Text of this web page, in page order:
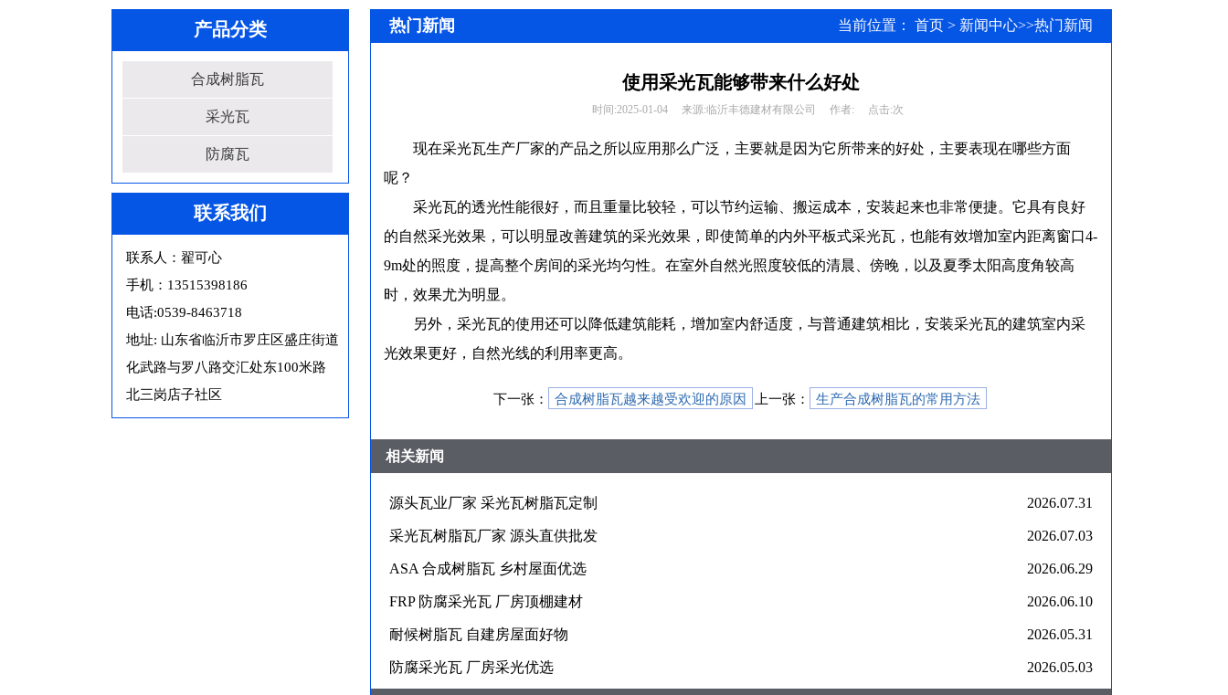
产品分类
合成树脂瓦
采光瓦
防腐瓦
联系我们
联系人：翟可心
手机：13515398186
电话:0539-8463718
地址: 山东省临沂市罗庄区盛庄街道
化武路与罗八路交汇处东100米路
北三岗店子社区
热门新闻 当前位置： 首页 > 新闻中心>>热门新闻
使用采光瓦能够带来什么好处
时间:2025-01-04 来源:临沂丰德建材有限公司 作者: 点击:次
现在采光瓦生产厂家的产品之所以应用那么广泛，主要就是因为它所带来的好处，主要表现在哪些方面
呢？
采光瓦的透光性能很好，而且重量比较轻，可以节约运输、搬运成本，安装起来也非常便捷。它具有良好
的自然采光效果，可以明显改善建筑的采光效果，即使简单的内外平板式采光瓦，也能有效增加室内距离窗口4-
9m处的照度，提高整个房间的采光均匀性。在室外自然光照度较低的清晨、傍晚，以及夏季太阳高度角较高
时，效果尤为明显。
另外，采光瓦的使用还可以降低建筑能耗，增加室内舒适度，与普通建筑相比，安装采光瓦的建筑室内采
光效果更好，自然光线的利用率更高。
下一张： 合成树脂瓦越来越受欢迎的原因 上一张： 生产合成树脂瓦的常用方法
相关新闻
源头瓦业厂家 采光瓦树脂瓦定制 2026.07.31
采光瓦树脂瓦厂家 源头直供批发 2026.07.03
ASA 合成树脂瓦 乡村屋面优选 2026.06.29
FRP 防腐采光瓦 厂房顶棚建材 2026.06.10
耐候树脂瓦 自建房屋面好物 2026.05.31
防腐采光瓦 厂房采光优选 2026.05.03